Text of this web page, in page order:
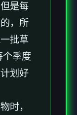
是每
，所
批草
个季度
划好
时，